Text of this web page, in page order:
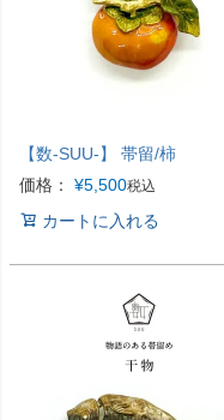
【数-SUU-】 帯留/柿
価格：
¥5,500税込
カートに入れる